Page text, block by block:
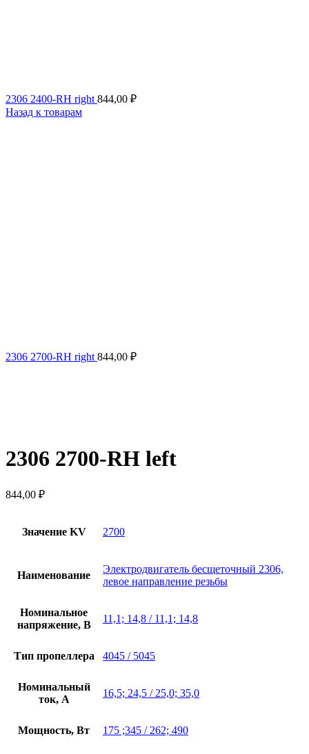
2306 2400-RH right 844,00 ₽
Назад к товарам
2306 2700-RH right 844,00 ₽
2306 2700-RH left
844,00 ₽
Значение KV 2700
Наименование
Электродвигатель бесщеточный 2306,
левое направление резьбы
Номинальное
напряжение, В
11,1; 14,8 / 11,1; 14,8
Тип пропеллера 4045 / 5045
Номинальный
ток, А
16,5; 24,5 / 25,0; 35,0
Мощность, Вт 175 ;345 / 262; 490